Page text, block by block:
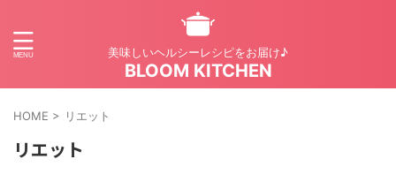
美味しいヘルシーレシピをお届け♪
BLOOM KITCHEN
HOME > リエット
リエット